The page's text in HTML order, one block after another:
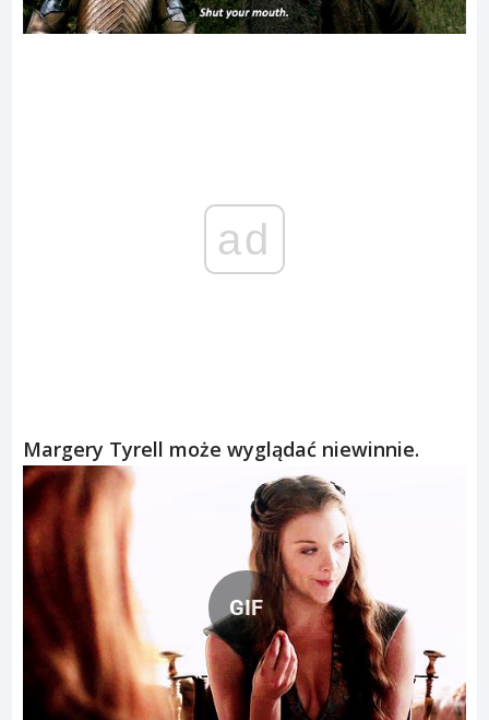
GIF
ad
Margery Tyrell może wyglądać niewinnie.
GIF